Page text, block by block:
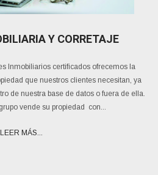
Y CORRETAJE
Inmobiliarios certificados ofrecemos la
que nuestros clientes necesitan, ya
de nuestra base de datos o fuera de ella.
vende su propiedad con...
LEER MÁS...